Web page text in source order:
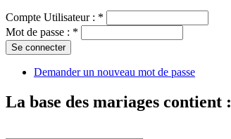
Compte Utilisateur : *
Mot de passe : *
Demander un nouveau mot de passe
La base des mariages contient :